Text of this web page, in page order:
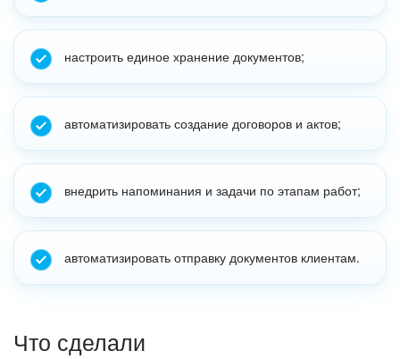
настроить единое хранение документов;
автоматизировать создание договоров и актов;
внедрить напоминания и задачи по этапам работ;
автоматизировать отправку документов клиентам.
Что сделали